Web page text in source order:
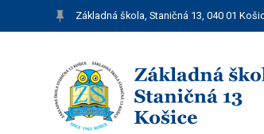
Základná škola, Staničná 13, 040 01